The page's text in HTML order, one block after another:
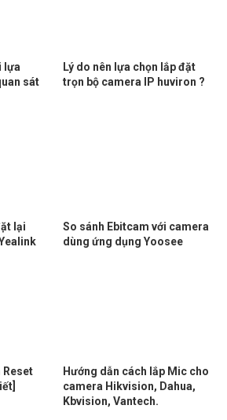
lựa
sát
Lý do nên lựa chọn lắp đặt
trọn bộ camera IP huviron ?
lại
So sánh Ebitcam với camera
dùng ứng dụng Yoosee
Reset
Hướng dẫn cách lắp Mic cho
camera Hikvision, Dahua,
Kbvision, Vantech.